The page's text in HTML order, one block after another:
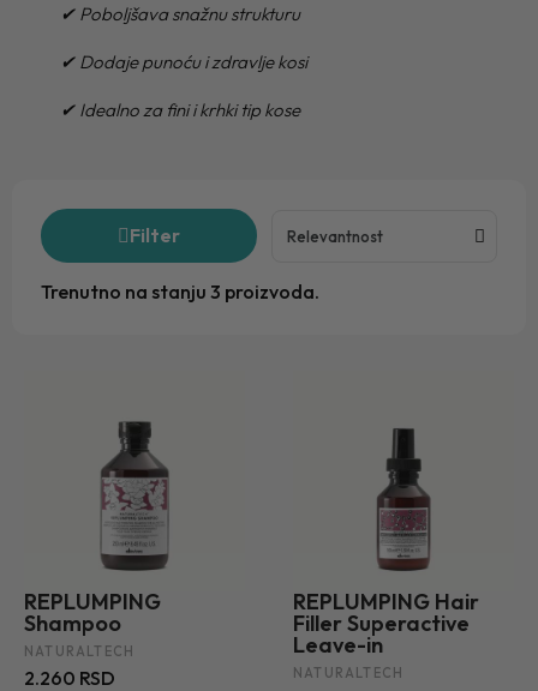
✔ Poboljšava snažnu strukturu
✔ Dodaje punoću i zdravlje kosi
✔ Idealno za fini i krhki tip kose
Trenutno na stanju 3 proizvoda.
Filter
REPLUMPING
Shampoo
NATURALTECH
2.260 RSD
REPLUMPING Hair
Filler Superactive
Leave-in
NATURALTECH